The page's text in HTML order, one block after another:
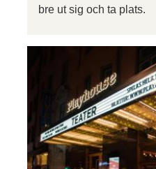
bre ut sig och ta plats.